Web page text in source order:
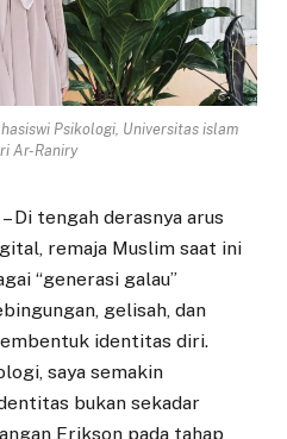
Psikologi, Universitas islam
Ar-Raniry
– Di tengah derasnya arus
remaja Muslim saat ini
“generasi galau”
gelisah, dan
identitas diri.
saya semakin
bukan sekadar
Erikson pada tahap